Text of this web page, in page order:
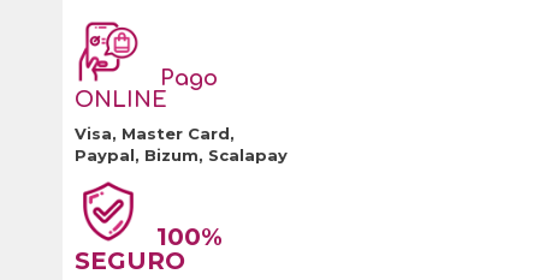
Pago
ONLINE
Visa, Master Card,
Paypal, Bizum, Scalapay
100%
SEGURO